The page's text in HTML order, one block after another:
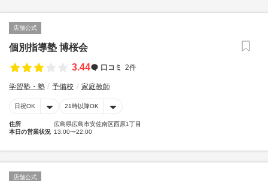
店舗公式
個別指導塾 博桜会
3.44
口コミ 2件
学習塾・塾 予備校 家庭教師
日祝OK 21時以降OK
住所
広島県広島市安佐南区西原1丁目
本日の営業状況 13:00〜22:00
店舗公式